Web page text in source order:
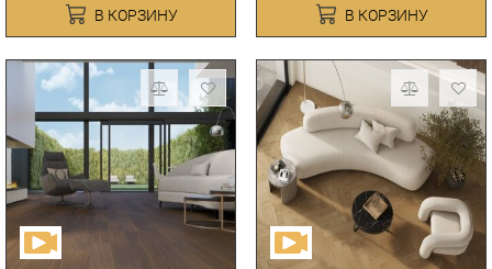
В КОРЗИНУ В КОРЗИНУ